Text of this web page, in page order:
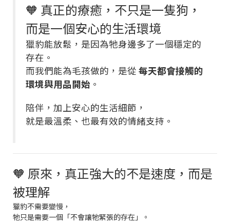
🧡 真正的療癒，不只是一隻狗，
而是一個安心的生活環境
獵豹能放鬆，是因為牠身邊多了一個穩定的
存在。
而我們能為毛孩做的，是從 每天都會接觸的
環境與用品開始 。
陪伴，加上安心的生活細節，
就是最溫柔、也最有效的情緒支持。
🧡 原來，真正強大的不是速度，而是
被理解
獵豹不需要變慢，
牠只是需要一個「不會讓牠緊張的存在」。